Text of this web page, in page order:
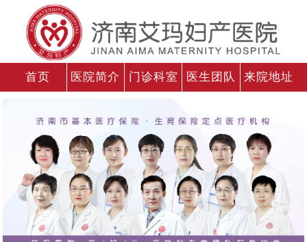
首页 医院简介 门诊科室 医生团队 来院地址